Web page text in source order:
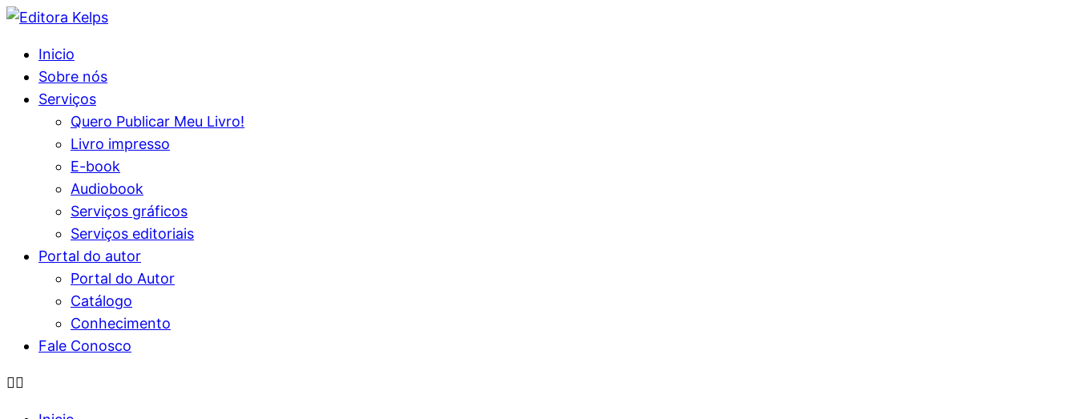
Inicio
Sobre nós
Serviços
Quero Publicar Meu Livro!
Livro impresso
E-book
Audiobook
Serviços gráficos
Serviços editoriais
Portal do autor
Portal do Autor
Catálogo
Conhecimento
Fale Conosco